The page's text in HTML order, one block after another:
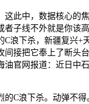
中，数据核心的焦
者子线不外就是你该
C浪下杀，新疆复兴+
间接把它奉上了断头
油官网报道：近日中
浪下杀。动弹不得